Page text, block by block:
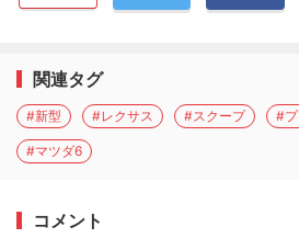
関連タグ
#新型 #レクサス #スクープ #プ
#マツダ6
コメント